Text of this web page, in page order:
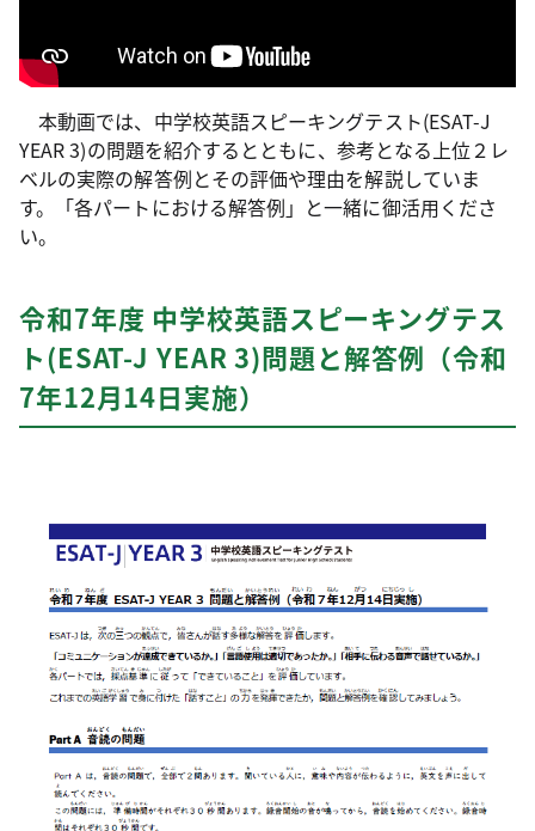
本動画では、中学校英語スピーキングテスト(ESAT-J
YEAR 3)の問題を紹介するとともに、参考となる上位２レ
ベルの実際の解答例とその評価や理由を解説していま
す。「各パートにおける解答例」と一緒に御活用くださ
い。
令和7年度 中学校英語スピーキングテス
ト(ESAT-J YEAR 3)問題と解答例（令和
7年12月14日実施）